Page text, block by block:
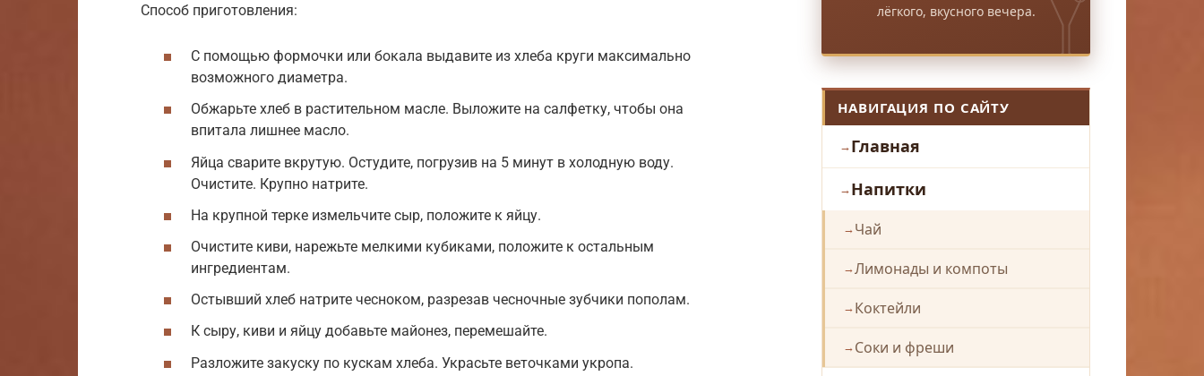
Способ приготовления:
С помощью формочки или бокала выдавите из хлеба круги максимально
возможного диаметра.
Обжарьте хлеб в растительном масле. Выложите на салфетку, чтобы она
впитала лишнее масло.
Яйца сварите вкрутую. Остудите, погрузив на 5 минут в холодную воду.
Очистите. Крупно натрите.
На крупной терке измельчите сыр, положите к яйцу.
Очистите киви, нарежьте мелкими кубиками, положите к остальным
ингредиентам.
Остывший хлеб натрите чесноком, разрезав чесночные зубчики пополам.
К сыру, киви и яйцу добавьте майонез, перемешайте.
Разложите закуску по кускам хлеба. Украсьте веточками укропа.
лёгкого, вкусного вечера.
НАВИГАЦИЯ ПО САЙТУ
Главная
Напитки
Чай
Лимонады и компоты
Коктейли
Соки и фреши